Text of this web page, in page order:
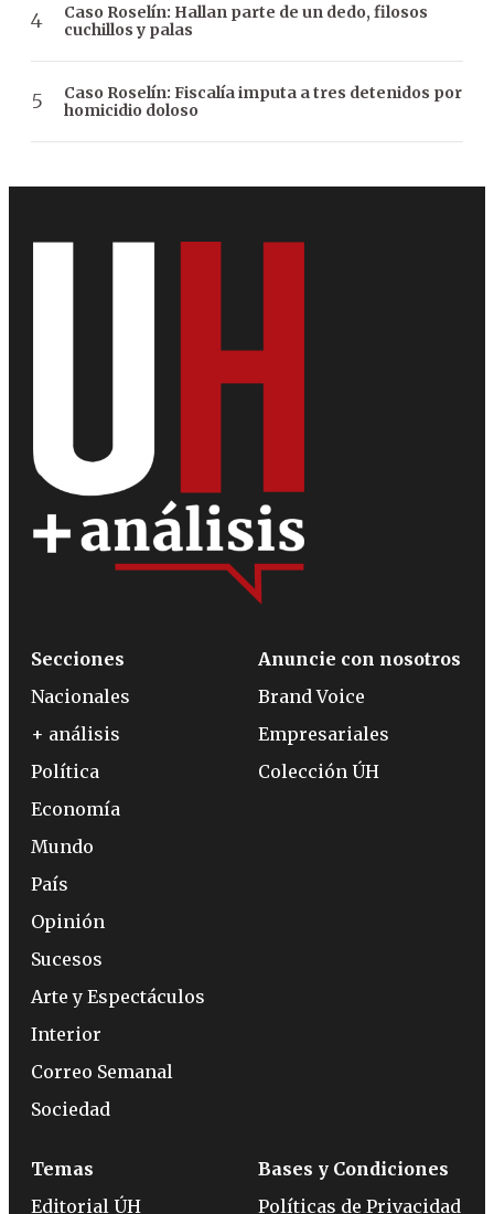
Caso Roselín: Hallan parte de un dedo, filosos
cuchillos y palas
Caso Roselín: Fiscalía imputa a tres detenidos por
homicidio doloso
Secciones
Nacionales
+ análisis
Política
Economía
Mundo
País
Opinión
Sucesos
Arte y Espectáculos
Interior
Correo Semanal
Sociedad
Anuncie con nosotros
Brand Voice
Empresariales
Colección ÚH
Temas
Editorial ÚH
Bases y Condiciones
Políticas de Privacidad